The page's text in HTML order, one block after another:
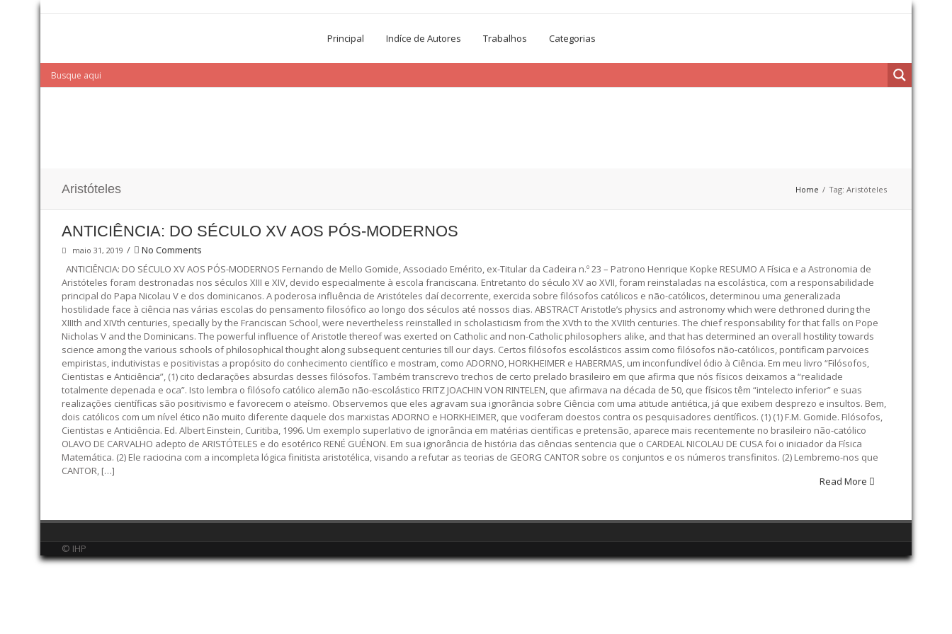
Principal Indíce de Autores Trabalhos Categorias
Aristóteles Home Tag: Aristóteles
ANTICIÊNCIA: DO SÉCULO XV AOS PÓS-MODERNOS
maio 31, 2019 /
No Comments
ANTICIÊNCIA: DO SÉCULO XV AOS PÓS-MODERNOS Fernando de Mello Gomide, Associado Emérito, ex-Titular da Cadeira n.º 23 – Patrono Henrique Kopke RESUMO A Física e a Astronomia de
Aristóteles foram destronadas nos séculos XIII e XIV, devido especialmente à escola franciscana. Entretanto do século XV ao XVII, foram reinstaladas na escolástica, com a responsabilidade
principal do Papa Nicolau V e dos dominicanos. A poderosa influência de Aristóteles daí decorrente, exercida sobre filósofos católicos e não-católicos, determinou uma generalizada
hostilidade face à ciência nas várias escolas do pensamento filosófico ao longo dos séculos até nossos dias. ABSTRACT Aristotle’s physics and astronomy which were dethroned during the
XIIIth and XIVth centuries, specially by the Franciscan School, were nevertheless reinstalled in scholasticism from the XVth to the XVIIth centuries. The chief responsability for that falls on Pope
Nicholas V and the Dominicans. The powerful influence of Aristotle thereof was exerted on Catholic and non-Catholic philosophers alike, and that has determined an overall hostility towards
science among the various schools of philosophical thought along subsequent centuries till our days. Certos filósofos escolásticos assim como filósofos não-católicos, pontificam parvoices
empiristas, indutivistas e positivistas a propósito do conhecimento científico e mostram, como ADORNO, HORKHEIMER e HABERMAS, um inconfundível ódio à Ciência. Em meu livro “Filósofos,
Cientistas e Anticiência”, (1) cito declarações absurdas desses filósofos. Também transcrevo trechos de certo prelado brasileiro em que afirma que nós físicos deixamos a “realidade
totalmente depenada e oca”. Isto lembra o filósofo católico alemão não-escolástico FRITZ JOACHIN VON RINTELEN, que afirmava na década de 50, que físicos têm “intelecto inferior” e suas
realizações científicas são positivismo e favorecem o ateísmo. Observemos que eles agravam sua ignorância sobre Ciência com uma atitude antiética, já que exibem desprezo e insultos. Bem,
dois católicos com um nível ético não muito diferente daquele dos marxistas ADORNO e HORKHEIMER, que vociferam doestos contra os pesquisadores científicos. (1) (1) F.M. Gomide. Filósofos,
Cientistas e Anticiência. Ed. Albert Einstein, Curitiba, 1996. Um exemplo superlativo de ignorância em matérias científicas e pretensão, aparece mais recentemente no brasileiro não-católico
OLAVO DE CARVALHO adepto de ARISTÓTELES e do esotérico RENÉ GUÉNON. Em sua ignorância de história das ciências sentencia que o CARDEAL NICOLAU DE CUSA foi o iniciador da Física
Matemática. (2) Ele raciocina com a incompleta lógica finitista aristotélica, visando a refutar as teorias de GEORG CANTOR sobre os conjuntos e os números transfinitos. (2) Lembremo-nos que
CANTOR, […]
Read More
© IHP